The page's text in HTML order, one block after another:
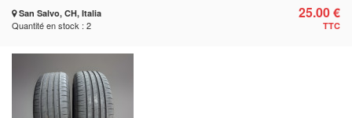
San Salvo, CH, Italia
Quantité en stock : 2
25.00 €
TTC